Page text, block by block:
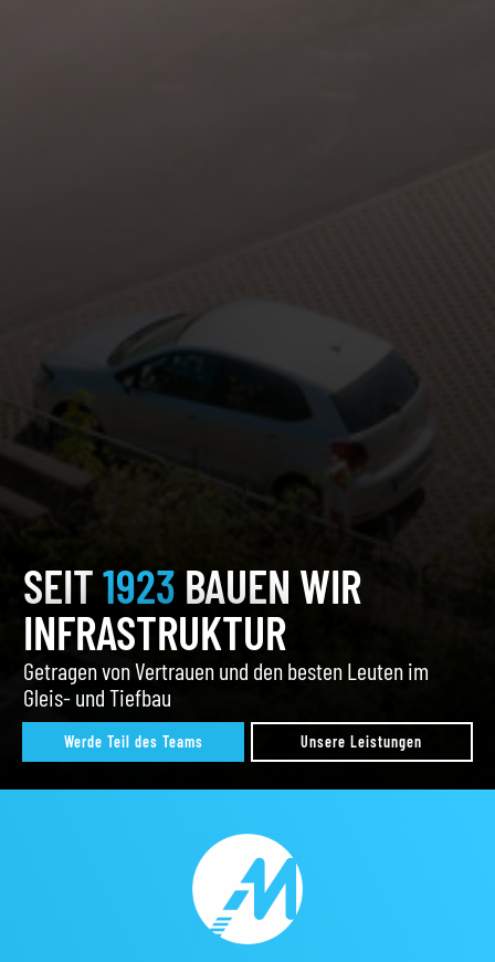
SEIT1923 BAUEN WIR
INFRASTRUKTUR
Getragen von Vertrauen und den besten Leuten im
Gleis- und Tiefbau
Werde Teil des Teams Unsere Leistungen